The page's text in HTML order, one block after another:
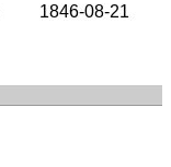
1846-08-21